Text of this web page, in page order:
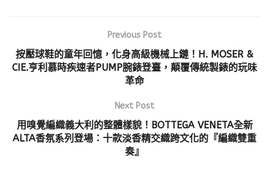
Previous Post
按壓球鞋的童年回憶，化身高級機械上鏈！H. MOSER &
CIE.亨利慕時疾速者PUMP腕錶登臺，顛覆傳統製錶的玩味
革命
Next Post
用嗅覺編織義大利的整體樣貌！BOTTEGA VENETA全新
ALTA香氛系列登場：十款淡香精交織跨文化的『編織雙重
奏』